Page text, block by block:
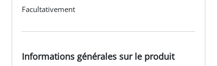
Facultativement
Informations générales sur le produit